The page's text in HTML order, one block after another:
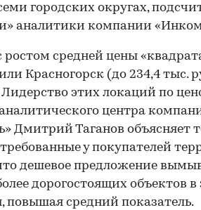
городских округах,
аналитики компании
ростом средней цены
Красногорск (до 234,4 тыс.
Лидерство этих локаций по
центра
Дмитрий Таганов объясняет
у покупателей
дешевое предложение
дорогостоящих объектов
повышая средний показатель.